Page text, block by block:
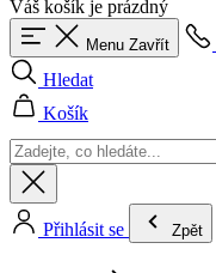
Váš košík je prázdný
Menu Zavřít
Hledat
Košík
Přihlásit se Zpět